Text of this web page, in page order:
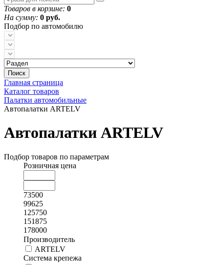
Товаров в корзине: 0
На сумму: 0 руб.
Подбор по автомобилю
Поиск
Главная страница
Каталог товаров
Палатки автомобильные
Автопалатки ARTELV
Автопалатки ARTELV
Подбор товаров по параметрам
Розничная цена
73500
99625
125750
151875
178000
Производитель
ARTELV
Система крепежа